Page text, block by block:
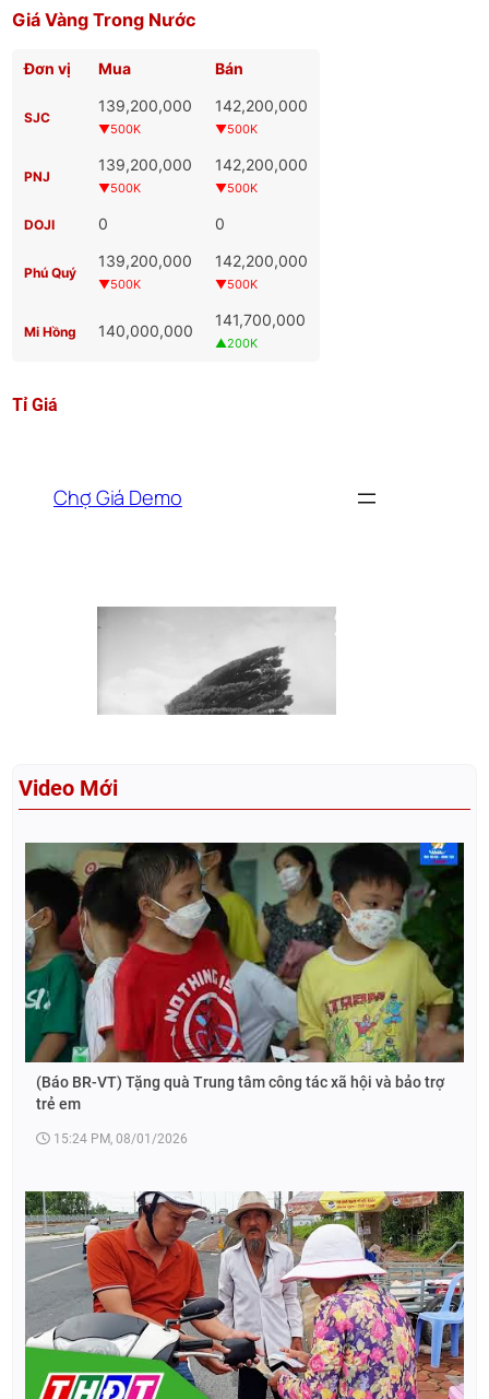
Giá Vàng Trong Nước
Đơn vị Mua Bán
SJC
139,200,000
▼500K
142,200,000
▼500K
PNJ
139,200,000
▼500K
142,200,000
▼500K
DOJI 0 0
Phú Quý
139,200,000
▼500K
142,200,000
▼500K
Mi Hồng 140,000,000
141,700,000
▲200K
Tỉ Giá
Video Mới
(Báo BR-VT) Tặng quà Trung tâm công tác xã hội và bảo trợ
trẻ em
15:24 PM, 08/01/2026